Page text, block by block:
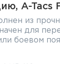
A-Tacs
из
для
боевом